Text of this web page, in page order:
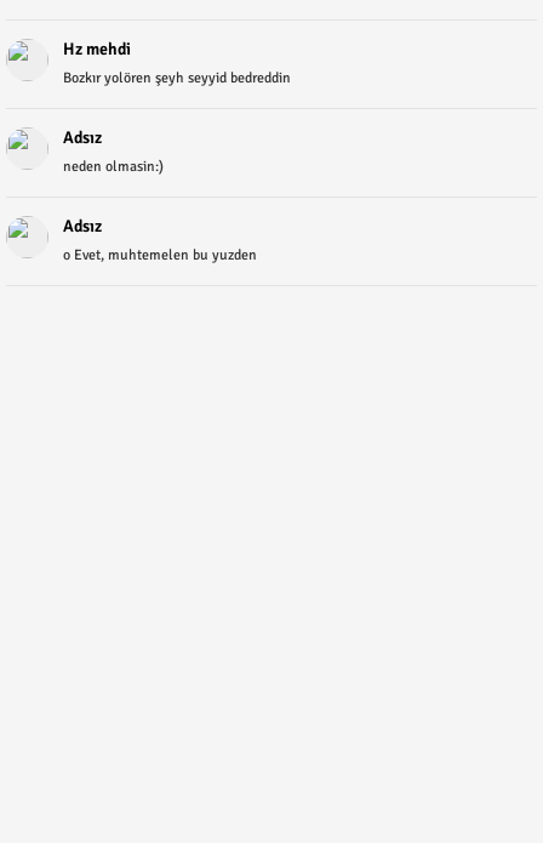
Hz mehdi
Bozkır yolören şeyh seyyid bedreddin
Adsız
neden olmasin:)
Adsız
o Evet, muhtemelen bu yuzden